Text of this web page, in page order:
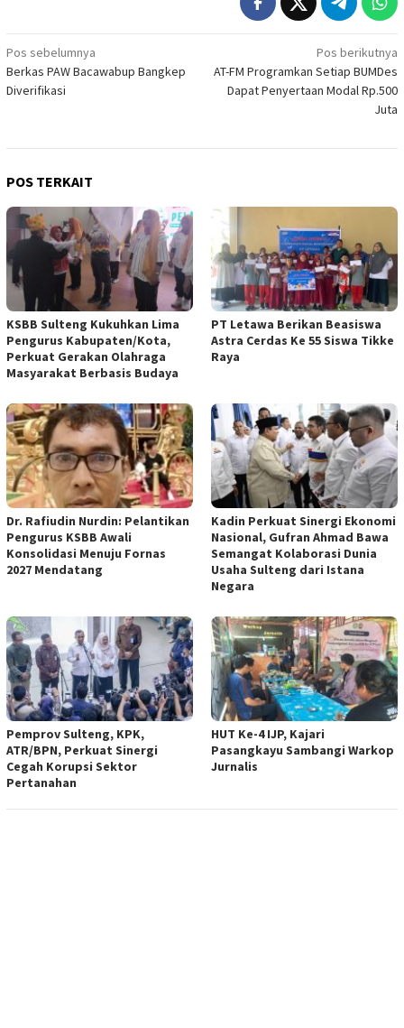
Navigasi
pos
Pos sebelumnya
Berkas PAW Bacawabup Bangkep
Diverifikasi
Pos berikutnya
AT-FM Programkan Setiap BUMDes
Dapat Penyertaan Modal Rp.500
Juta
POS TERKAIT
KSBB Sulteng Kukuhkan Lima
Pengurus Kabupaten/Kota,
Perkuat Gerakan Olahraga
Masyarakat Berbasis Budaya
PT Letawa Berikan Beasiswa
Astra Cerdas Ke 55 Siswa Tikke
Raya
Dr. Rafiudin Nurdin: Pelantikan
Pengurus KSBB Awali
Konsolidasi Menuju Fornas
2027 Mendatang
Kadin Perkuat Sinergi Ekonomi
Nasional, Gufran Ahmad Bawa
Semangat Kolaborasi Dunia
Usaha Sulteng dari Istana
Negara
Pemprov Sulteng, KPK,
ATR/BPN, Perkuat Sinergi
Cegah Korupsi Sektor
Pertanahan
HUT Ke-4 IJP, Kajari
Pasangkayu Sambangi Warkop
Jurnalis